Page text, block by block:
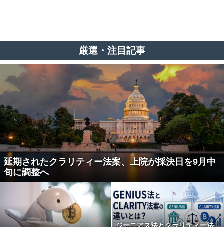
厳選・注目記事
延期されたクラリティー法案、上院が採決日を9月中
旬に調整へ